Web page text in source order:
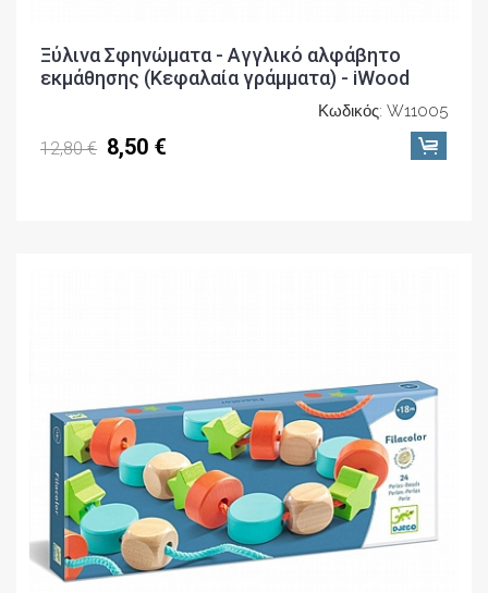
Ξύλινα Σφηνώματα - Αγγλικό αλφάβητο
εκμάθησης (Κεφαλαία γράμματα) - iWood
Κωδικός: W11005
12,80 € 8,50 €